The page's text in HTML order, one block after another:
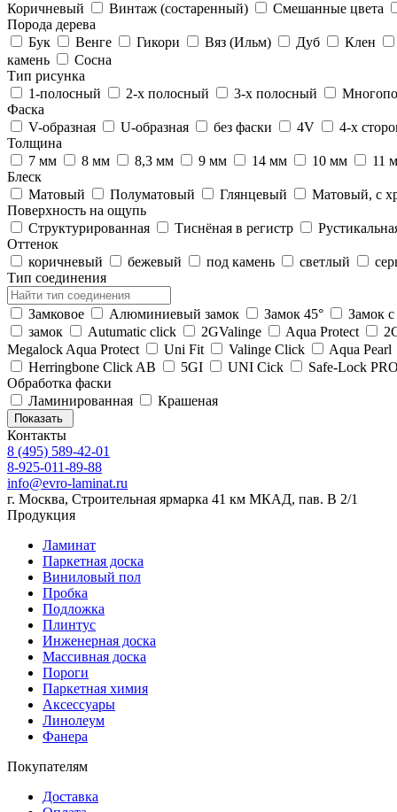
Коричневый
Винтаж (состаренный)
Смешанные цвета
Порода дерева
Бук
Венге Гикори Вяз (Ильм) Дуб
Клен
камень
Сосна
Тип рисунка
1-полосный
2-х полосный 3-х полосный
Фаска
V-образная
U-образная без фаски 4V
4-х
Толщина
7 мм
8 мм 8,3 мм 9 мм 14 мм 10 мм
11
Блеск
Матовый
Полуматовый Глянцевый
Матовый, с
Поверхность на ощупь
Структурированная
Тиснёная в регистр
Оттенок
коричневый
бежевый под камень светлый
Тип соединения
Замковое Алюминиевый замок Замок 45°
Замок
замок
Autumatic click 2GValinge Aqua Protect
Megalock Aqua Protect
Uni Fit Valinge Click
Aqua Pearl
Herringbone Click AB
5GI UNI Cick
Safe-Lock
Обработка фаски
Ламинированная
Крашеная
Показать
Контакты
8 (495) 589-42-01
8-925-011-89-88
info@evro-laminat.ru
г. Москва, Строительная ярмарка 41 км МКАД, пав. В 2/1
Продукция
Ламинат
Паркетная доска
Виниловый пол
Пробка
Подложка
Плинтус
Инженерная доска
Массивная доска
Пороги
Паркетная химия
Аксессуары
Линолеум
Фанера
Покупателям
Доставка